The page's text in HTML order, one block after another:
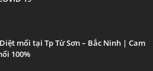
mối tại Tp Từ Sơn – Bắc Ninh | Cam
100%